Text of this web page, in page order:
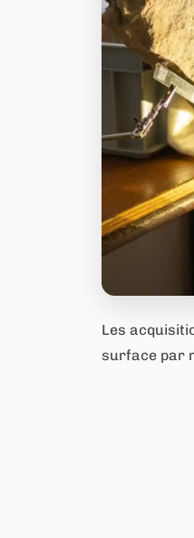
Les
surface par